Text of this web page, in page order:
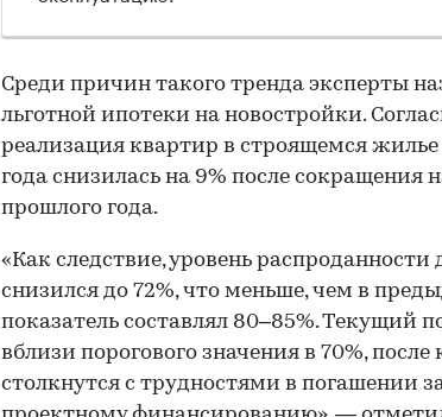
Среди причин такого тренда эксперты
льготной ипотеки на новостройки.
реализация квартир в строящемся жилье
года снизилась на 9% после сокращения
прошлого года.
«Как следствие, уровень
снизился до 72%, что меньше, чем в
показатель составлял 80–85%. Текущий
вблизи порогового значения в 70%,
столкнутся с трудностями в погашении